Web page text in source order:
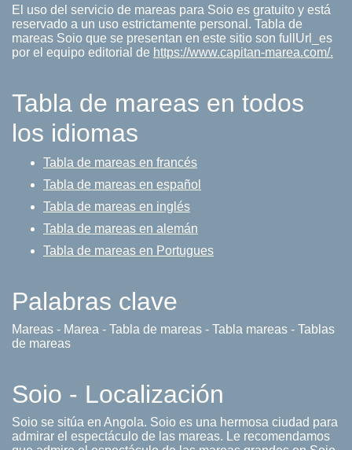
El uso del servicio de mareas para Soio es gratuito y está
reservado a un uso estrictamente personal. Tabla de
mareas Soio que se presentan en este sitio son fullUrl_es
por el equipo editorial de https://www.capitan-marea.com/.
Tabla de mareas en todos
los idiomas
Tabla de mareas en francés
Tabla de mareas en español
Tabla de mareas en inglés
Tabla de mareas en alemán
Tabla de mareas en Portugues
Palabras clave
Mareas - Marea - Tabla de mareas - Tabla mareas - Tablas
de mareas
Soio - Localización
Soio se sitúa en Angola. Soio es una hermosa ciudad para
admirar el espectáculo de las mareas. Le recomendamos